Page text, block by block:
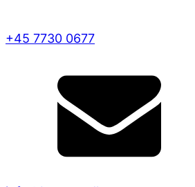
+45 7730 0677